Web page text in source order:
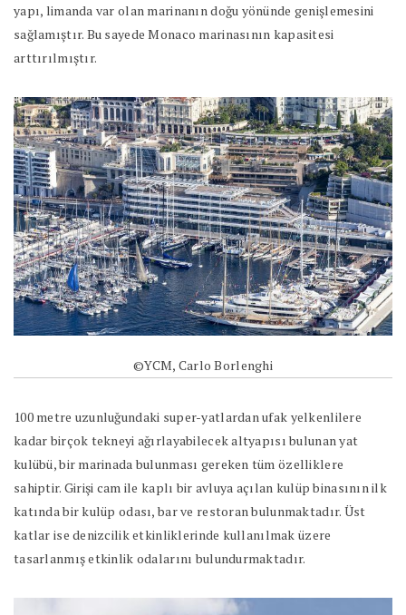
yapı, limanda var olan marinanın doğu yönünde genişlemesini
sağlamıştır. Bu sayede Monaco marinasının kapasitesi
arttırılmıştır.
©YCM, Carlo Borlenghi
100 metre uzunluğundaki super-yatlardan ufak yelkenlilere
kadar birçok tekneyi ağırlayabilecek altyapısı bulunan yat
kulübü, bir marinada bulunması gereken tüm özelliklere
sahiptir. Girişi cam ile kaplı bir avluya açılan kulüp binasının ilk
katında bir kulüp odası, bar ve restoran bulunmaktadır. Üst
katlar ise denizcilik etkinliklerinde kullanılmak üzere
tasarlanmış etkinlik odalarını bulundurmaktadır.